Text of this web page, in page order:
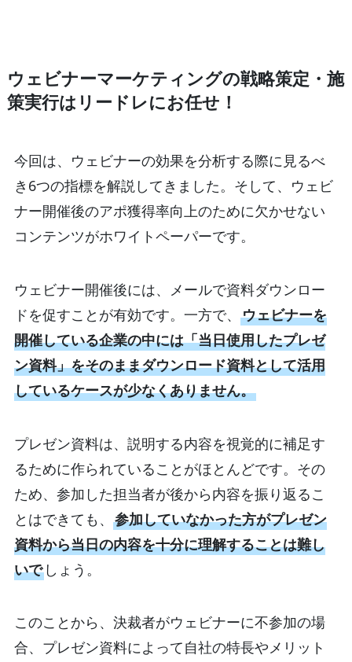
ウェビナーマーケティングの戦略策定・施
策実行はリードレにお任せ！
今回は、ウェビナーの効果を分析する際に見るべ
き6つの指標を解説してきました。そして、ウェビ
ナー開催後のアポ獲得率向上のために欠かせない
コンテンツがホワイトペーパーです。
ウェビナー開催後には、メールで資料ダウンロー
ドを促すことが有効です。一方で、 ウェビナーを
開催している企業の中には「当日使用したプレゼ
ン資料」をそのままダウンロード資料として活用
しているケースが少なくありません。
プレゼン資料は、説明する内容を視覚的に補足す
るために作られていることがほとんどです。その
ため、参加した担当者が後から内容を振り返るこ
とはできても、 参加していなかった方がプレゼン
資料から当日の内容を十分に理解することは難し
いでしょう。
このことから、決裁者がウェビナーに不参加の場
合、プレゼン資料によって自社の特長やメリット